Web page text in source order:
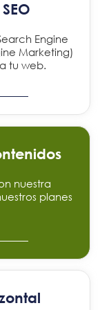
Engine
Marketing)
tu web.
nuestra
planes